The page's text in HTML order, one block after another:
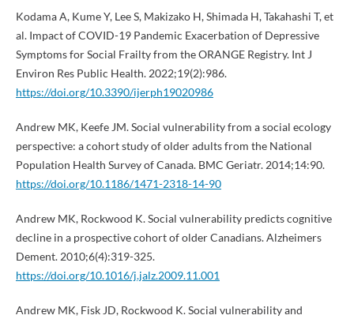
Kodama A, Kume Y, Lee S, Makizako H, Shimada H, Takahashi T, et
al. Impact of COVID-19 Pandemic Exacerbation of Depressive
Symptoms for Social Frailty from the ORANGE Registry. Int J
Environ Res Public Health. 2022;19(2):986.
https://doi.org/10.3390/ijerph19020986
Andrew MK, Keefe JM. Social vulnerability from a social ecology
perspective: a cohort study of older adults from the National
Population Health Survey of Canada. BMC Geriatr. 2014;14:90.
https://doi.org/10.1186/1471-2318-14-90
Andrew MK, Rockwood K. Social vulnerability predicts cognitive
decline in a prospective cohort of older Canadians. Alzheimers
Dement. 2010;6(4):319-325.
https://doi.org/10.1016/j.jalz.2009.11.001
Andrew MK, Fisk JD, Rockwood K. Social vulnerability and